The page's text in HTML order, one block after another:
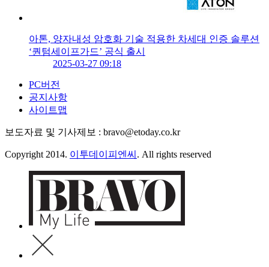
아톤, 양자내성 암호화 기술 적용한 차세대 인증 솔루션
‘퀀텀세이프가드’ 공식 출시
2025-03-27 09:18
PC버전
공지사항
사이트맵
보도자료 및 기사제보 : bravo@etoday.co.kr
Copyright 2014. 이투데이피엔씨 . All rights reserved